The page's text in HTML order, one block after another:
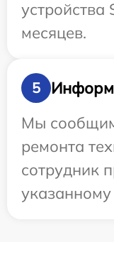
месяцев.
5
Мы
ремонта
сотрудник
указанному